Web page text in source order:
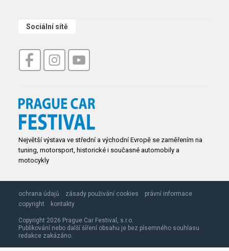
Sociální sítě
Největší výstava ve střední a východní Evropě se zaměřením na
tuning, motorsport, historické i současné automobily a
motocykly
ochrana údajů zásady použivání cookies
právní informace
copyright
kontakty
Copyright 2026 Prague Car Festival, s.r.o.
Publikování nebo další šíření obsahu je bez písemného souhlasu
redakce zakázáno.